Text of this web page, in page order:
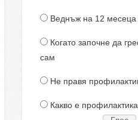
Веднъж на 12 месеца
Когато започне да
сам
Не правя
Какво е